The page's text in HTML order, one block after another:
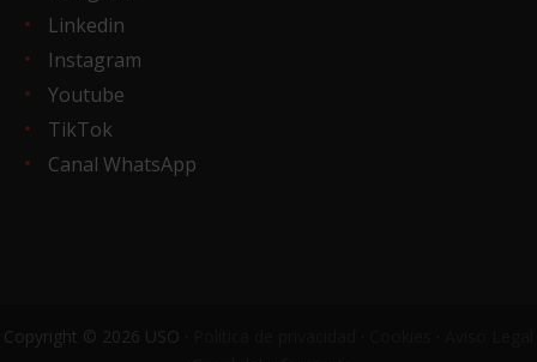
Linkedin
Instagram
Youtube
TikTok
Canal WhatsApp
Copyright © 2026 USO ·